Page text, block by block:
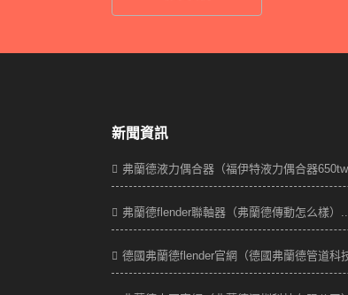
新聞資訊
弗蘭德液力偶合器（福伊特液力偶合器
弗蘭德flender聯軸器（弗蘭德傳動怎么樣）...
德國弗蘭德flender官網（德國弗蘭德管道科